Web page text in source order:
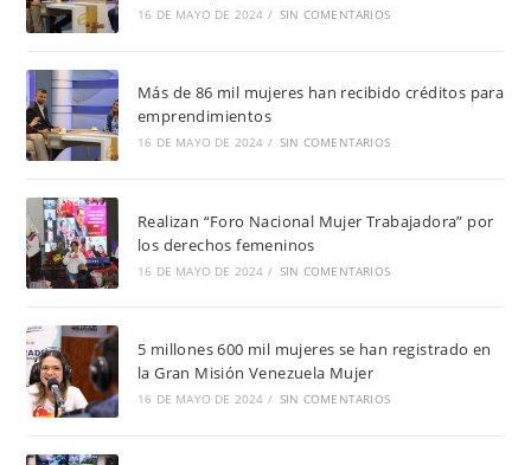
16 DE MAYO DE 2024 / SIN COMENTARIOS
Más de 86 mil mujeres han recibido créditos para
emprendimientos
16 DE MAYO DE 2024 / SIN COMENTARIOS
Realizan “Foro Nacional Mujer Trabajadora” por
los derechos femeninos
16 DE MAYO DE 2024 / SIN COMENTARIOS
5 millones 600 mil mujeres se han registrado en
la Gran Misión Venezuela Mujer
16 DE MAYO DE 2024 / SIN COMENTARIOS